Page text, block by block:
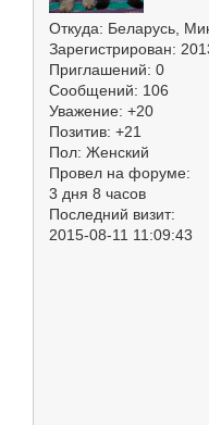
Откуда: Беларусь,
Зарегистрирован:
Приглашений: 0
Сообщений: 106
Уважение: +20
Позитив: +21
Пол: Женский
Провел на форуме:
3 дня 8 часов
Последний визит:
2015-08-11 11:09:43